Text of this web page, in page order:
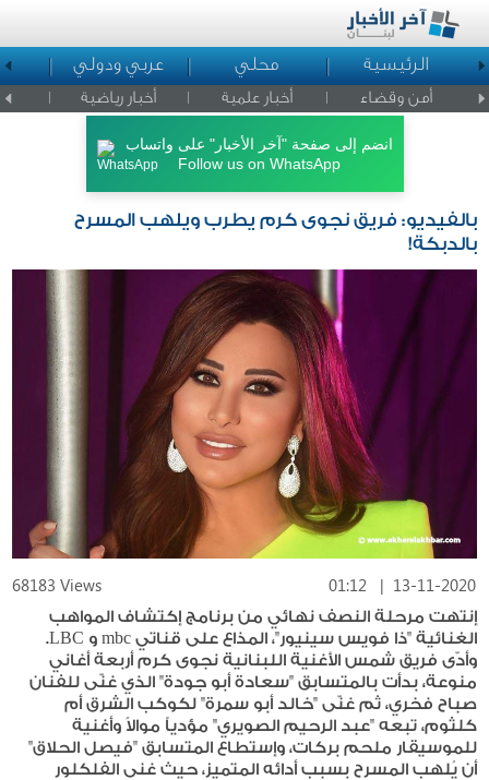
الرئيسية محلي عربي ودولي
أمن وقضاء أخبار علمية أخبار رياضية اخبار
انضم إلى صفحة "آخر الأخبار" على واتساب
Follow us on WhatsApp
بالفيديو: فريق نجوى كرم يطرب ويلهب المسرح
بالدبكة!
68183 Views 01:12 | 13-11-2020
إنتهت مرحلة النصف نهائي من برنامج إكتشاف المواهب
الغنائية "ذا فويس سينيور"، المذاع على قناتي mbc و LBC.
وأدّى فريق شمس الأغنية اللبنانية نجوى كرم أربعة أغاني
منوعة، بدأت بالمتسابق "سعادة أبو جودة" الذي غنّى للفنان
صباح فخري، ثم غنّى "خالد أبو سمرة" لكوكب الشرق أم
كلثوم، تبعه "عبد الرحيم الصويري" مؤدياً موالاً وأغنية
للموسيقار ملحم بركات، وإستطاع المتسابق "فيصل الحلاق"
أن يُلهب المسرح بسبب أدائه المتميز، حيث غنى الفلكلور